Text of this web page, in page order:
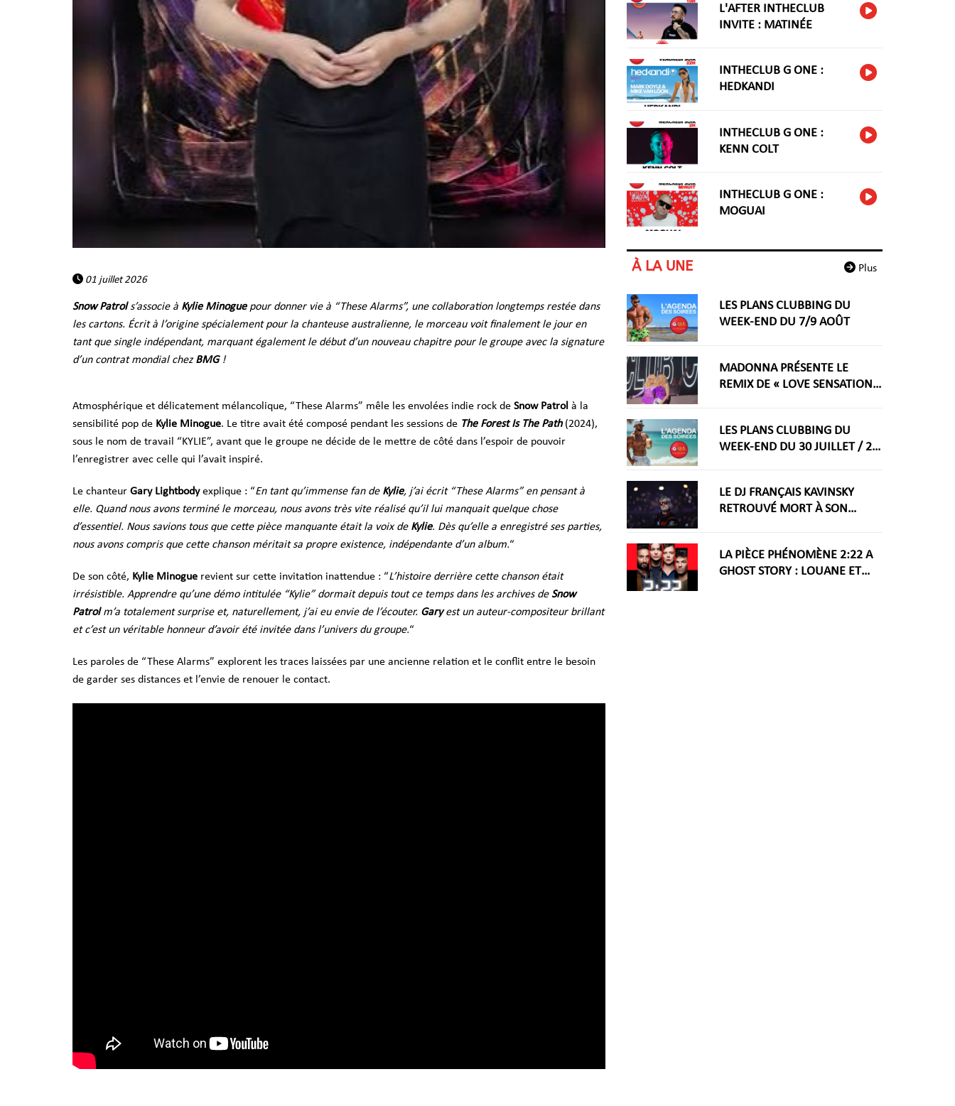
01 juillet 2026
Snow Patrol s’associe à Kylie Minogue pour donner vie à “These Alarms”, une collaboration longtemps restée dans
les cartons. Écrit à l’origine spécialement pour la chanteuse australienne, le morceau voit finalement le jour en
tant que single indépendant, marquant également le début d’un nouveau chapitre pour le groupe avec la signature
d’un contrat mondial chez BMG !
Atmosphérique et délicatement mélancolique, “These Alarms” mêle les envolées indie rock de Snow Patrol à la
sensibilité pop de Kylie Minogue. Le titre avait été composé pendant les sessions de The Forest Is The Path (2024),
sous le nom de travail “KYLIE”, avant que le groupe ne décide de le mettre de côté dans l’espoir de pouvoir
l’enregistrer avec celle qui l’avait inspiré.
Le chanteur Gary Lightbody explique : “En tant qu’immense fan de Kylie, j’ai écrit “These Alarms” en pensant à
elle. Quand nous avons terminé le morceau, nous avons très vite réalisé qu’il lui manquait quelque chose
d’essentiel. Nous savions tous que cette pièce manquante était la voix de Kylie. Dès qu’elle a enregistré ses parties,
nous avons compris que cette chanson méritait sa propre existence, indépendante d’un album.“
De son côté, Kylie Minogue revient sur cette invitation inattendue : “L’histoire derrière cette chanson était
irrésistible. Apprendre qu’une démo intitulée “Kylie” dormait depuis tout ce temps dans les archives de Snow
Patrol m’a totalement surprise et, naturellement, j’ai eu envie de l’écouter. Gary est un auteur-compositeur brillant
et c’est un véritable honneur d’avoir été invitée dans l’univers du groupe.“
Les paroles de “These Alarms” explorent les traces laissées par une ancienne relation et le conflit entre le besoin
de garder ses distances et l’envie de renouer le contact.
L'AFTER INTHECLUB
INVITE : MATINÉE
INTHECLUB G ONE :
HEDKANDI
INTHECLUB G ONE :
KENN COLT
INTHECLUB G ONE :
MOGUAI
Plus
À LA UNE
LES PLANS CLUBBING DU
WEEK-END DU 7/9 AOÛT
MADONNA PRÉSENTE LE
REMIX DE « LOVE SENSATION »
2026
LES PLANS CLUBBING DU
WEEK-END DU 30 JUILLET / 2
LE DJ FRANÇAIS KAVINSKY
RETROUVÉ MORT À SON
LA PIÈCE PHÉNOMÈNE 2:22 A
GHOST STORY : LOUANE ET